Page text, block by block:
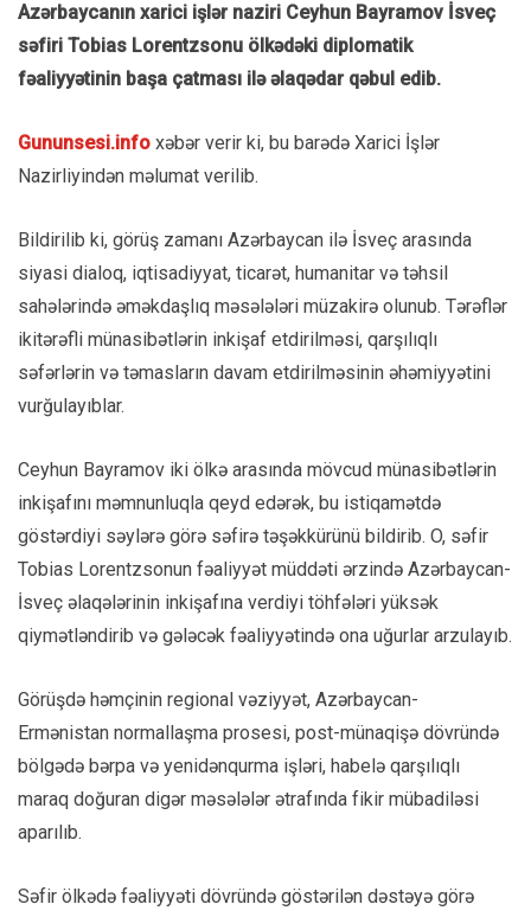
Azərbaycanın xarici işlər naziri Ceyhun Bayramov İsveç
səfiri Tobias Lorentzsonu ölkədəki diplomatik
fəaliyyətinin başa çatması ilə əlaqədar qəbul edib.
Gununsesi.info xəbər verir ki, bu barədə Xarici İşlər
Nazirliyindən məlumat verilib.
Bildirilib ki, görüş zamanı Azərbaycan ilə İsveç arasında
siyasi dialoq, iqtisadiyyat, ticarət, humanitar və təhsil
sahələrində əməkdaşlıq məsələləri müzakirə olunub. Tərəflər
ikitərəfli münasibətlərin inkişaf etdirilməsi, qarşılıqlı
səfərlərin və təmasların davam etdirilməsinin əhəmiyyətini
vurğulayıblar.
Ceyhun Bayramov iki ölkə arasında mövcud münasibətlərin
inkişafını məmnunluqla qeyd edərək, bu istiqamətdə
göstərdiyi səylərə görə səfirə təşəkkürünü bildirib. O, səfir
Tobias Lorentzsonun fəaliyyət müddəti ərzində Azərbaycan-
İsveç əlaqələrinin inkişafına verdiyi töhfələri yüksək
qiymətləndirib və gələcək fəaliyyətində ona uğurlar arzulayıb.
Görüşdə həmçinin regional vəziyyət, Azərbaycan-
Ermənistan normallaşma prosesi, post-münaqişə dövründə
bölgədə bərpa və yenidənqurma işləri, habelə qarşılıqlı
maraq doğuran digər məsələlər ətrafında fikir mübadiləsi
aparılıb.
Səfir ölkədə fəaliyyəti dövründə göstərilən dəstəyə görə